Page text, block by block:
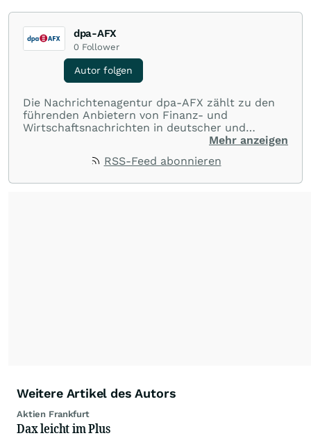
dpa-AFX
0 Follower
Autor folgen
Die Nachrichtenagentur dpa-AFX zählt zu den
führenden Anbietern von Finanz- und
Wirtschaftsnachrichten in deutscher und
englischer Sprache. Gestützt auf ein
dpa-AFX unabhängig, zuverlässig und schnell
Mehr anzeigen
RSS-Feed abonnieren
Weitere Artikel des Autors
Aktien Frankfurt
Dax leicht im Plus